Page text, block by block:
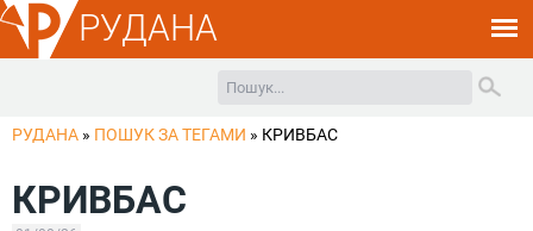
РУДАНА
РУДАНА » ПОШУК ЗА ТЕГАМИ » КРИВБАС
КРИВБАС